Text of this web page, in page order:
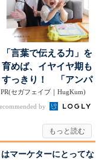
「言葉で伝える力」を
育めば、イヤイヤ期も
すっきり！ 「アンパ
ンマン ことばずかん...
PR(セガフェイブ｜HugKum)
by
はマーケターにとってな